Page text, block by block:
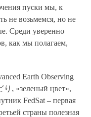
пуски мы, к
не возьмемся, но не
Среди уверенно
как мы полагаем,
Earth Observing
り , «зеленый цвет»,
FedSat – первая
страны полезная